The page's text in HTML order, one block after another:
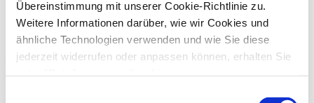
Übereinstimmung mit unserer Cookie-Richtlinie zu.
Weitere Informationen darüber, wie wir Cookies und
ähnliche Technologien verwenden und wie Sie diese
jederzeit widerrufen oder anpassen können, erhalten Sie
ZUSAMMENARBEIT MIT SPEZIALISIERTEN AGENTUREN
Die Zusammenarbeit mit einem spezialisierten Agenturteam
kann den Designprozess erheblich erleichtern. Spezialisierte
Agenturen verfügen über das notwendige Know-how und die
können umfassende Lösungen von der Entwicklung bis zur